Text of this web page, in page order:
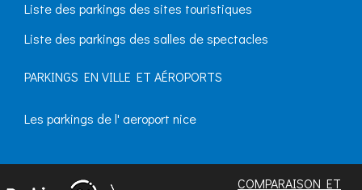
Liste des parkings des sites touristiques
Liste des parkings des salles de spectacles
PARKINGS EN VILLE ET AÉROPORTS
Les parkings de l' aeroport nice
COMPARAISON ET